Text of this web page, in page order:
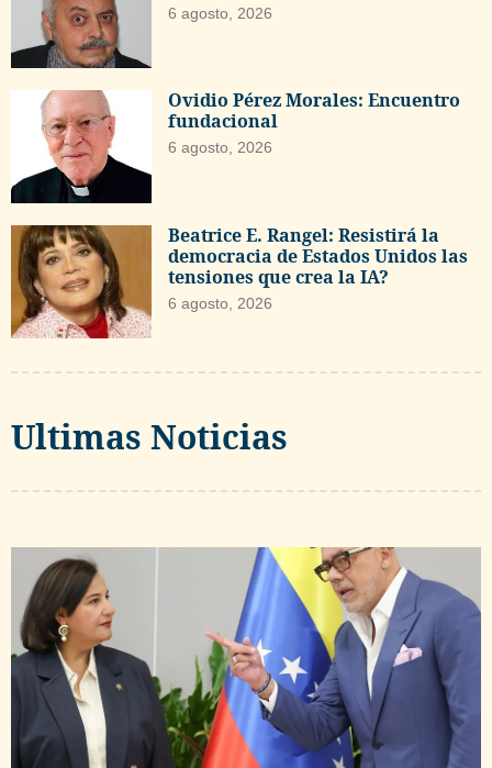
6 agosto, 2026
Ovidio Pérez Morales: Encuentro
fundacional
6 agosto, 2026
Beatrice E. Rangel: Resistirá la
democracia de Estados Unidos las
tensiones que crea la IA?
6 agosto, 2026
Ultimas Noticias